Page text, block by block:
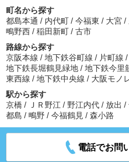
町名から探す
都島本通 / 内代町 / 今福東 / 大宮 /
鴫野西 / 稲田新町 / 古市
路線から探す
京阪本線 / 地下鉄谷町線 / 片町線 /
地下鉄長堀鶴見緑地 / 地下鉄今里
東西線 / 地下鉄中央線 / 大阪モノ
駅から探す
京橋 / ＪＲ野江 / 野江内代 / 放出 /
都島 / 鴫野 / 今福鶴見 / 森小路
電話でお問